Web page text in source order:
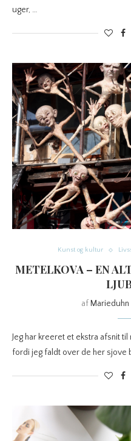
uger, …
Kunst og kultur
METELKOVA – EN
af Marieduhn
Jeg har kreeret et ekstra afsnit
fordi jeg faldt over de her sjove